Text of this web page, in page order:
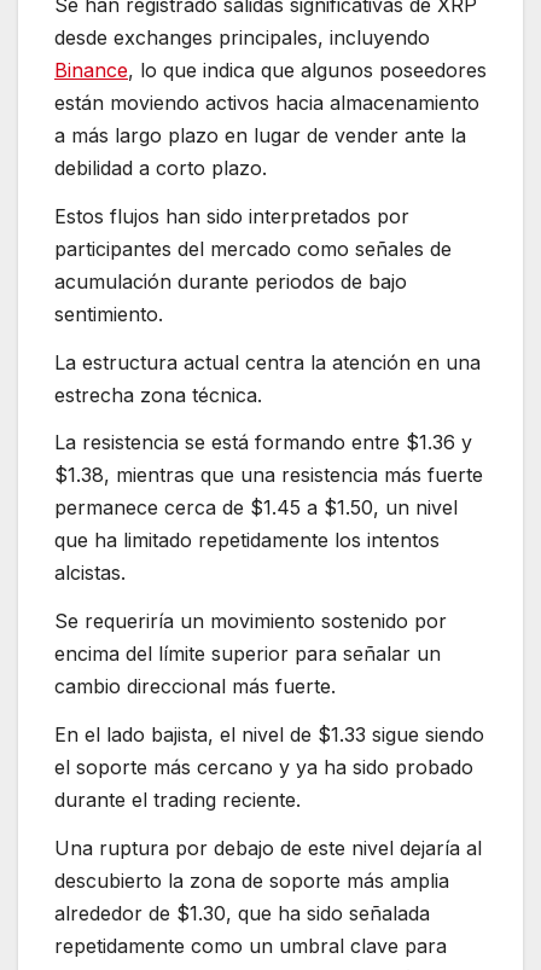
desde exchanges principales, incluyendo
Binance, lo que indica que algunos poseedores
están moviendo activos hacia almacenamiento
a más largo plazo en lugar de vender ante la
debilidad a corto plazo.
Estos flujos han sido interpretados por
participantes del mercado como señales de
acumulación durante periodos de bajo
sentimiento.
La estructura actual centra la atención en una
estrecha zona técnica.
La resistencia se está formando entre $1.36 y
$1.38, mientras que una resistencia más fuerte
permanece cerca de $1.45 a $1.50, un nivel
que ha limitado repetidamente los intentos
alcistas.
Se requeriría un movimiento sostenido por
encima del límite superior para señalar un
cambio direccional más fuerte.
En el lado bajista, el nivel de $1.33 sigue siendo
el soporte más cercano y ya ha sido probado
durante el trading reciente.
Una ruptura por debajo de este nivel dejaría al
descubierto la zona de soporte más amplia
alrededor de $1.30, que ha sido señalada
repetidamente como un umbral clave para